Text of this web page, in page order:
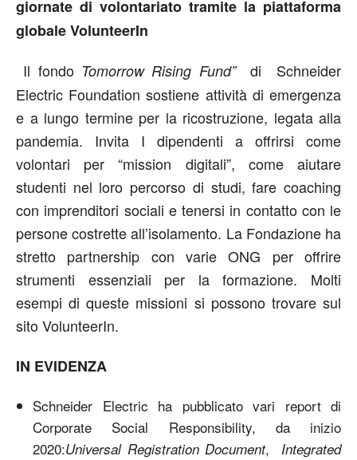
giornate di volontariato tramite la piattaforma
globale VolunteerIn
Il fondo Tomorrow Rising Fund”di Schneider
Electric Foundation sostiene attività di emergenza
e a lungo termine per la ricostruzione, legata alla
pandemia. Invita I dipendenti a offrirsi come
volontari per “mission digitali”, come aiutare
studenti nel loro percorso di studi, fare coaching
con imprenditori sociali e tenersi in contatto con le
persone costrette all’isolamento. La Fondazione ha
stretto partnership con varie ONG per offrire
strumenti essenziali per la formazione. Molti
esempi di queste missioni si possono trovare sul
sito VolunteerIn.
IN EVIDENZA
Schneider Electric ha pubblicato vari report di
Corporate Social Responsibility, da inizio
2020:Universal Registration Document,
Integrated